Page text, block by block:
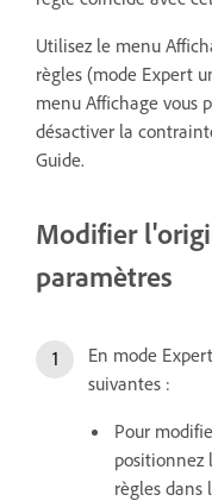
Utilisez le menu
règles (mode Expert
menu Affichage vous
désactiver la
Guide.
Modifier
paramètres
En mode
suivantes :
Pour
positionnez
règles dans